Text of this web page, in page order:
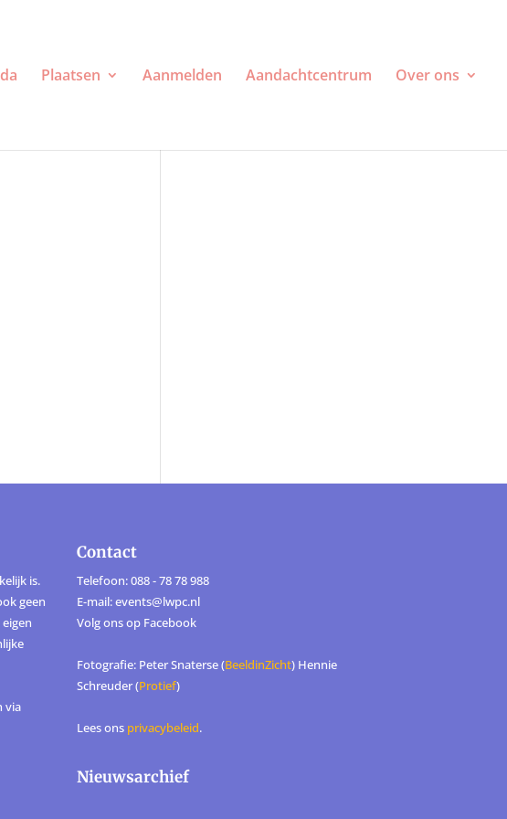
Plaatsen Aanmelden Aandachtcentrum Over ons
is.
geen
via
Contact
Telefoon: 088 - 78 78 988
E-mail: events@lwpc.nl
Volg ons op Facebook
Fotografie: Peter Snaterse (BeeldinZicht) Hennie
Schreuder (Protief)
Lees ons privacybeleid.
Nieuwsarchief